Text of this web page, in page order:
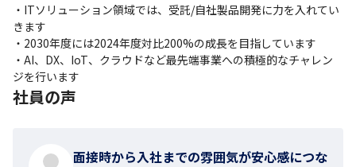
・ITソリューション領域では、受託/自社製品開発に力を入れてい
きます
・2030年度には2024年度対比200%の成長を目指しています
・AI、DX、IoT、クラウドなど最先端事業への積極的なチャレン
ジを行います
社員の声
面接時から入社までの雰囲気が安心感につな